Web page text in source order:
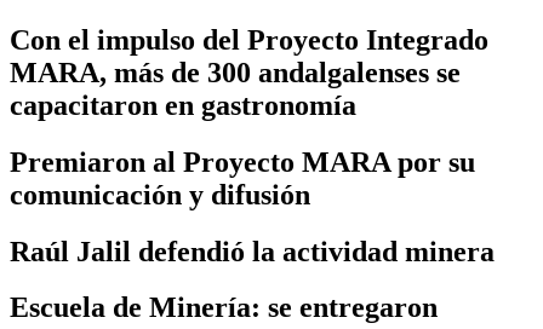
Con el impulso del Proyecto Integrado
MARA, más de 300 andalgalenses se
capacitaron en gastronomía
Premiaron al Proyecto MARA por su
comunicación y difusión
Raúl Jalil defendió la actividad minera
Escuela de Minería: se entregaron